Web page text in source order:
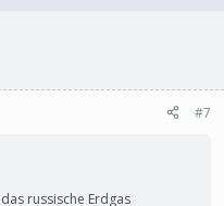
im Schwarzen Meer heben
die von der rumänischen
Erschließung eines
#7
russische Erdgas